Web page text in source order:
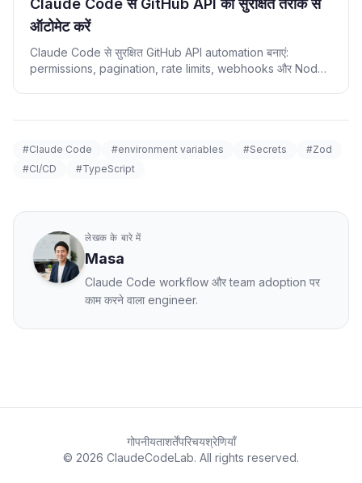
Claude Code से GitHub API को सुरक्षित तरीके से
ऑटोमेट करें
Claude Code से सुरक्षित GitHub API automation बनाएं:
permissions, pagination, rate limits, webhooks और Node
#Claude Code #environment variables #Secrets
#Zod
#CI/CD
#TypeScript
लेखक के बारे में
Masa
Claude Code workflow और team adoption पर
काम करने वाला engineer.
गोपनीयताशर्तेंपरिचयश्रेणियाँ
© 2026 ClaudeCodeLab. All rights reserved.